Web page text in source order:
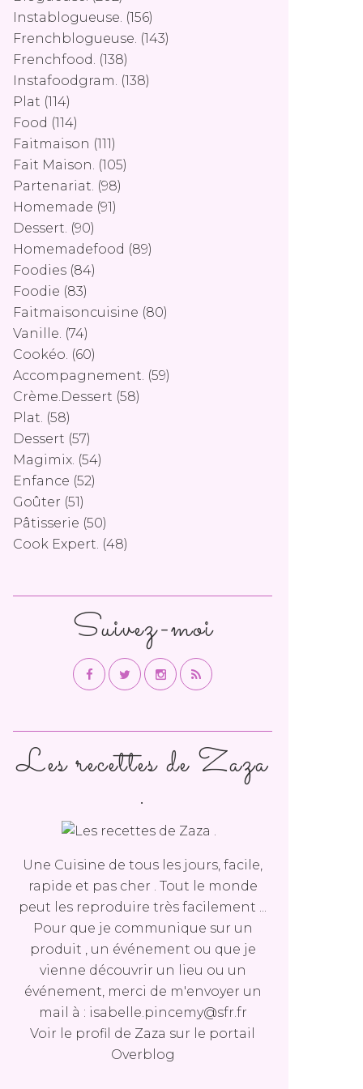
Instablogueuse. (156)
Frenchblogueuse. (143)
Frenchfood. (138)
Instafoodgram. (138)
Plat (114)
Food (114)
Faitmaison (111)
Fait Maison. (105)
Partenariat. (98)
Homemade (91)
Dessert. (90)
Homemadefood (89)
Foodies (84)
Foodie (83)
Faitmaisoncuisine (80)
Vanille. (74)
Cookéo. (60)
Accompagnement. (59)
Crème.dessert (58)
Plat. (58)
Dessert (57)
Magimix. (54)
Enfance (52)
Goûter (51)
Pâtisserie (50)
Cook Expert. (48)
Les recettes de Zaza
.
Une Cuisine de tous les jours, facile,
rapide et pas cher . Tout le monde
peut les reproduire très facilement ...
Pour que je communique sur un
produit , un événement ou que je
vienne découvrir un lieu ou un
événement, merci de m'envoyer un
mail à : isabelle.pincemy@sfr.fr
Voir le profil de Zaza sur le portail
Overblog
Suivez-moi